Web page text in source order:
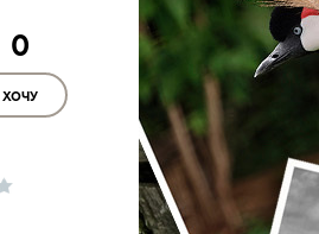
0
ХОЧУ